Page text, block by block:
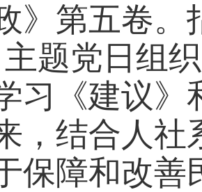
》第五卷。
题党日组
习《建议》
，结合人社
保障和改善